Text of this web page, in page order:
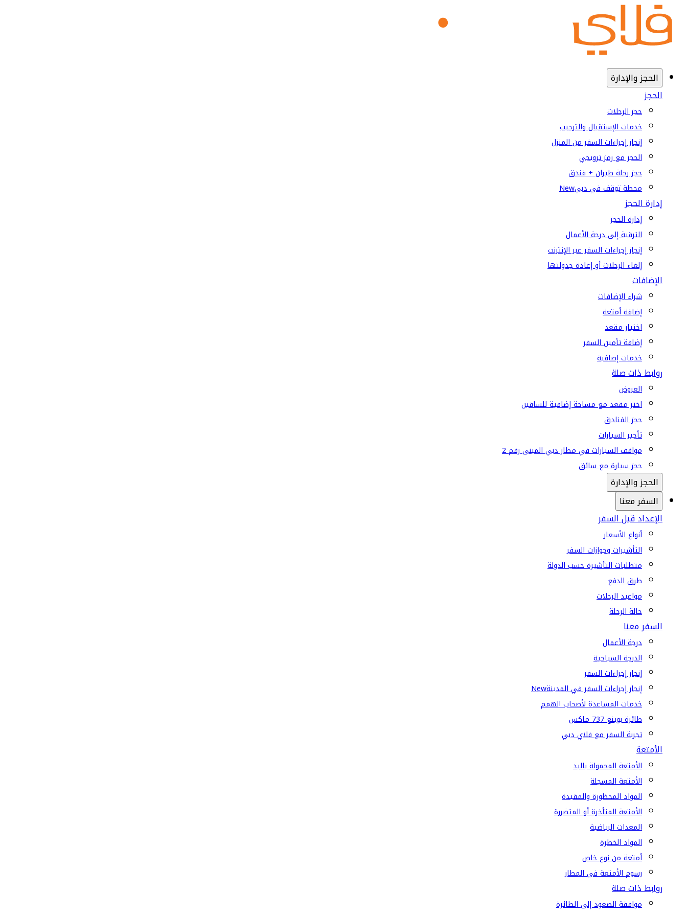
الحجز والإدارة
الحجز
حجز الرحلات
خدمات الإستقبال والترحيب
إنجاز إجراءات السفر من المنزل
الحجز مع رمز ترويجي
حجز رحلة طيران + فندق
محطة توقف في دبيNew
إدارة الحجز
إدارة الحجز
الترقية إلى درجة الأعمال
إنجاز إجراءات السفر عبر الإنترنت
إلغاء الرحلات أو إعادة جدولتها
الإضافات
شراء الإضافات
إضافة أمتعة
اختيار مقعد
إضافة تأمين السفر
خدمات إضافية
روابط ذات صلة
العروض
اختر مقعد مع مساحة إضافية للساقين
حجز الفنادق
تأجير السيارات
مواقف السيارات في مطار دبي المبنى رقم 2
حجز سيارة مع سائق
الحجز والإدارة
السفر معنا
الإعداد قبل السفر
أنواع الأسعار
التأشيرات وجوازات السفر
متطلبات التأشيرة حسب الدولة
طرق الدفع
مواعيد الرحلات
حالة الرحلة
السفر معنا
درجة الأعمال
الدرجة السياحية
إنجاز إجراءات السفر
إنجاز إجراءات السفر في المدينةNew
خدمات المساعدة لأصحاب الهمم
طائرة بوينغ 737 ماكس
تجربة السفر مع فلاي دبي
الأمتعة
الأمتعة المحمولة باليد
الأمتعة المسجلة
المواد المحظورة والمقيدة
الأمتعة المتأخرة أو المتضررة
المعدات الرياضية
المواد الخطرة
أمتعة من نوع خاص
رسوم الأمتعة في المطار
روابط ذات صلة
موافقة الصعود إلى الطائرة